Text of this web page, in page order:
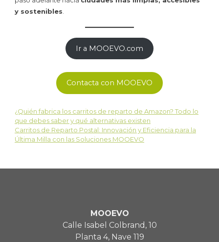
y sostenibles
Ir a MOOEVO.com
Contacta con MOOEVO
¿Quién fabrica los carritos de reparto de Amazon? Todo lo
que debes saber y qué alternativas existen
Carritos de Reparto Postal: Innovación y Eficiencia para la
Última Milla con las Soluciones MOOEVO
MOOEVO
Calle Isabel Colbrand, 10
Planta 4, Nave 119